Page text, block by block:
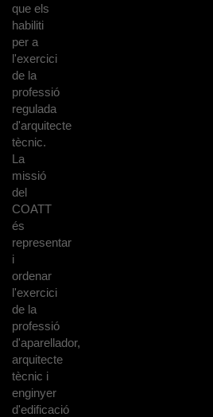
que els
habiliti
per a
l'exercici
de la
professió
regulada
d'arquitecte
tècnic.
La
missió
del
COATT
és
representar
i
ordenar
l'exercici
de la
professió
d'aparellador,
arquitecte
tècnic i
enginyer
d'edificació